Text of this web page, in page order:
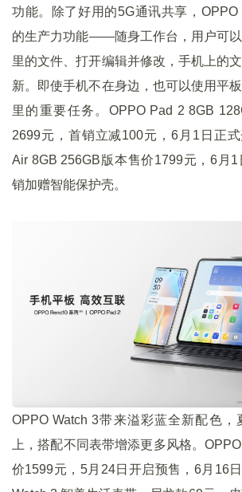
功能。除了好用的5G通讯共享，
的生产力功能——随身工作台，用户可
⾥的⽂件、打开编辑并修改，手机上的
新。即使手机不在身边，也可以使用平
里的重要任务。OPPO Pad 2 8GB
2699元，首销立减100元，6月1日正
Air 8GB 256GB版本售价1799元，6月
销加赠智能保护壳。
OPPO Watch 3带来溢彩蓝全新配色
上，搭配不同表带增添更多风格。
价1599元，5月24日开启预售，6月16